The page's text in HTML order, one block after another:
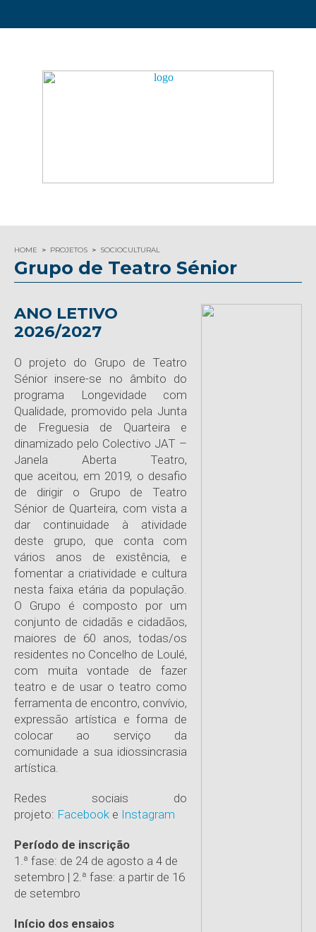
HOME PROJETOS SOCIOCULTURAL
Grupo de Teatro Sénior
ANO LETIVO
2026/2027
O projeto do Grupo de Teatro
Sénior insere-se no âmbito do
programa
Longevidade com
Qualidade, promovido pela Junta
de Freguesia de Quarteira e
dinamizado pelo Colectivo JAT –
Janela Aberta Teatro,
que aceitou, em 2019, o desafio
de dirigir o Grupo de Teatro
Sénior de Quarteira, com vista a
dar continuidade à atividade
deste grupo, que conta com
vários anos de existência, e
fomentar a criatividade e cultura
nesta faixa etária da população.
O Grupo é composto por um
conjunto de cidadãs e cidadãos,
maiores de 60 anos, todas/os
residentes no Concelho de Loulé,
com muita vontade de fazer
teatro e de usar o teatro como
ferramenta de encontro, convívio,
expressão artística e forma de
colocar ao serviço da
comunidade a sua idiossincrasia
artística.
Redes sociais do
projeto: Facebook e Instagram
Período de inscrição
1.ª fase: de 24 de agosto a 4 de
setembro | 2.ª fase: a partir de 16
de setembro
Início dos ensaios